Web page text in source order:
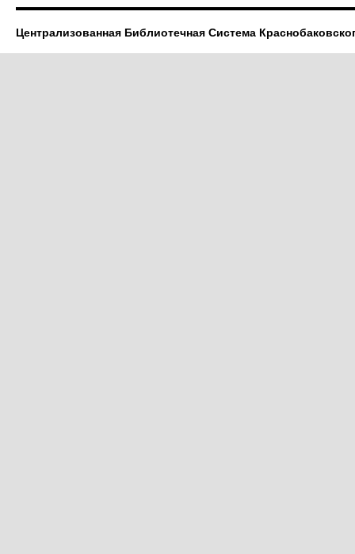
Централизованная Библиотечная Система